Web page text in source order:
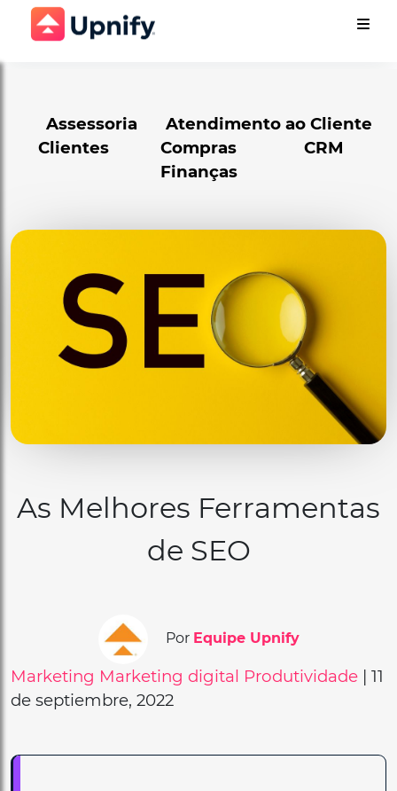
Assessoria
Atendimento ao Cliente
Clientes
Compras
CRM
Finanças
As Melhores Ferramentas
de SEO
Por Equipe Upnify
Marketing Marketing digital Produtividade | 11
de septiembre, 2022